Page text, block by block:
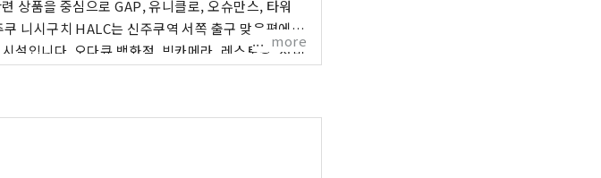
상품을 중심으로 GAP, 유니클로, 오슈만스, 타워
설입니다. 오다큐 백화점, 빅카메라, 레스토랑, 서비
로 일상을 즐길 수 있도록 지원합니다. 오다큐
어 비가 오는 날에도 쇼핑과 길거리 음식을 즐길 수
more